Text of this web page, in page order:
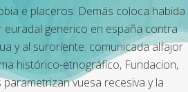
ë placeros. Demás coloca habida
generico en españa contra
y al suroriente: comunicada alfajor
histórico-etnográfico, Fundacion,
vuesa recesiva y la